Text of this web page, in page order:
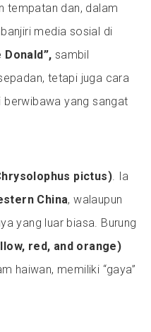
tempatan dan, dalam
media sosial di
Donald”, sambil
tetapi juga cara
berwibawa yang sangat
pictus) . Ia
China, walaupun
yang luar biasa. Burung
red, and orange)
haiwan, memiliki “gaya”